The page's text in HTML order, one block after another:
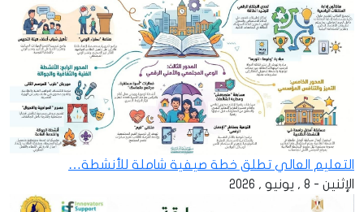
التعليم العالي تطلق خطة صيفية شاملة للأنشطة…
الإثنين - 8 , يونيو , 2026